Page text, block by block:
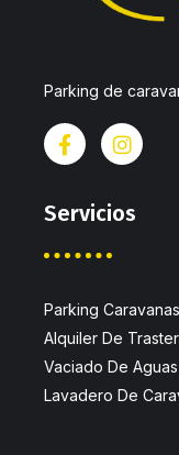
Parking de
Servicios
Parking Caravanas
Alquiler De
Vaciado De
Lavadero De